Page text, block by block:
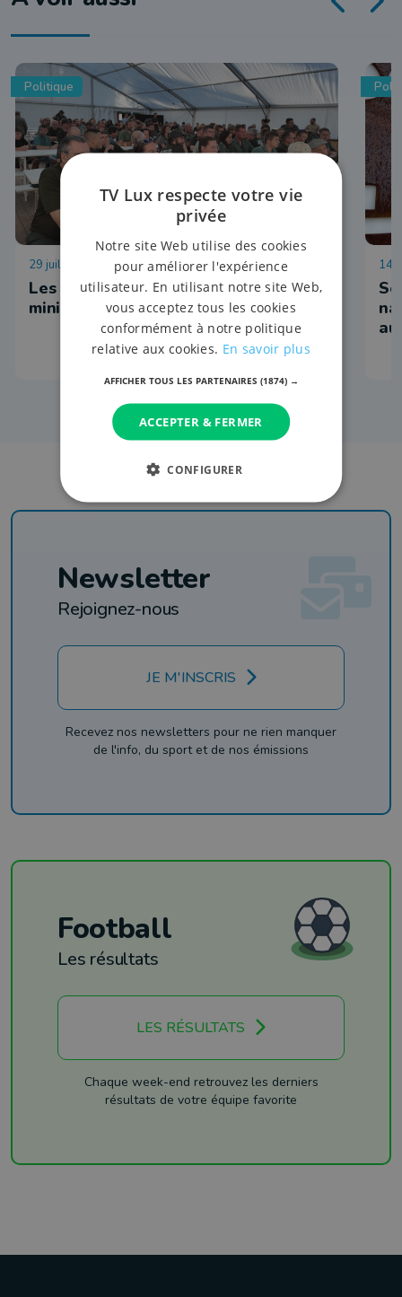
Politique
29 juillet 2026 à 16:01
Les agents du DNF reçus par la
ministre Dalcq à Demo Forest
14
Newsletter
Rejoignez-nous
JE M'INSCRIS
Recevez nos newsletters pour ne rien manquer
de l'info, du sport et de nos émissions
Football
Les résultats
LES RÉSULTATS
Chaque week-end retrouvez les derniers
résultats de votre équipe favorite
TV Lux respecte votre vie
privée
Notre site Web utilise des cookies
pour améliorer l'expérience
utilisateur. En utilisant notre site Web,
vous acceptez tous les cookies
conformément à notre politique
relative aux cookies. En savoir plus
AFFICHER TOUS LES PARTENAIRES (1874) →
ACCEPTER & FERMER
CONFIGURER